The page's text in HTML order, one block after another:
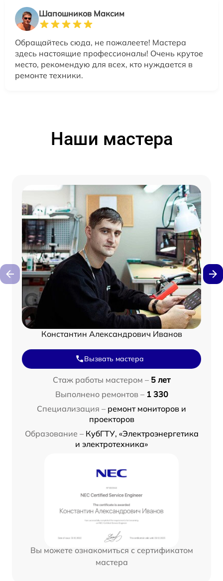
Шапошников Максим
Обращайтесь сюда, не пожалеете! Мастера
здесь настоящие профессионалы! Очень крутое
место, рекомендую для всех, кто нуждается в
ремонте техники.
Наши мастера
Константин Александрович Иванов
Вызвать мастера
Стаж работы мастером – 5 лет
Выполнено ремонтов – 1 330
Специализация – ремонт мониторов и
проекторов
Образование – КубГТУ, «Электроэнергетика
и электротехника»
Вы можете ознакомиться с сертификатом
мастера